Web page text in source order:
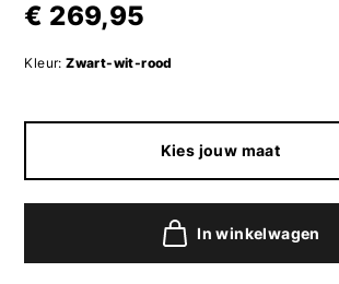
€ 269,95
Kleur: Zwart-wit-rood
Kies jouw maat
In winkelwagen